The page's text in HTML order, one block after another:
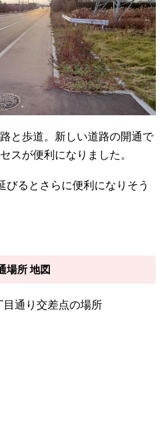
と歩道。新しい道路の開通で
スが便利になりました。
びるとさらに便利になりそう
場所 地図
通り交差点の場所